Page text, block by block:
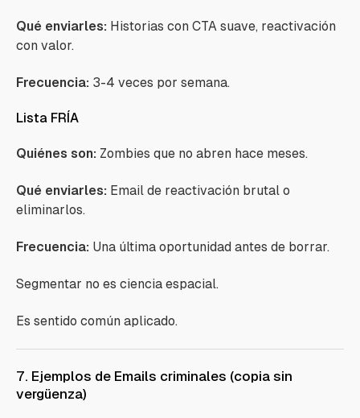
Qué enviarles: Historias con CTA suave, reactivación
con valor.
Frecuencia: 3-4 veces por semana.
Lista FRÍA
Quiénes son: Zombies que no abren hace meses.
Qué enviarles: Email de reactivación brutal o
eliminarlos.
Frecuencia: Una última oportunidad antes de borrar.
Segmentar no es ciencia espacial.
Es sentido común aplicado.
7. Ejemplos de Emails criminales (copia sin
vergüenza)